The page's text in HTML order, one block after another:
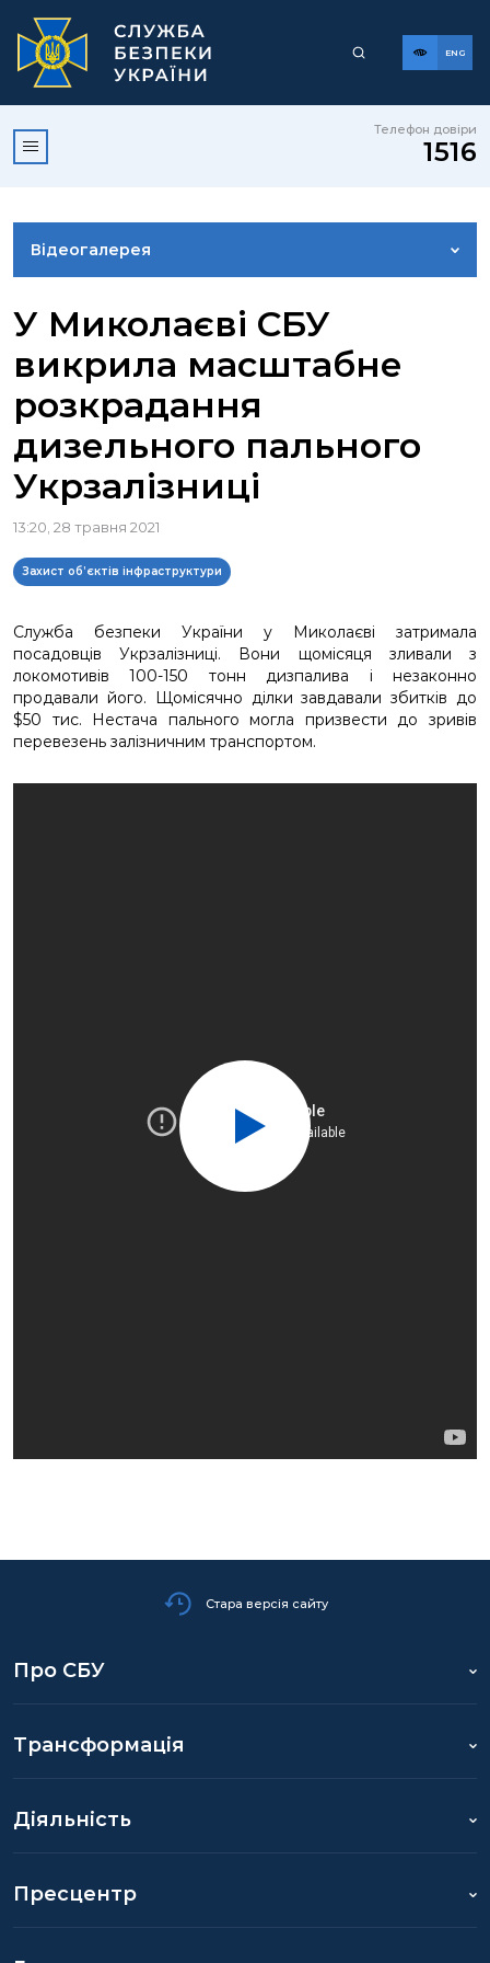
ENG
Телефон довіри
1516
Відеогалерея
ФОТОГАЛЕРЕЯ
КОНТАКТИ ПРЕСЦЕНТРУ
У Миколаєві СБУ
викрила маcштабне
розкрадання
дизельного пального
Укрзалізниці
13:20, 28 травня 2021
Захист об’єктів інфраструктури
Служба безпеки України у Миколаєві затримала
посадовців Укрзалізниці. Вони щомісяця зливали з
локомотивів 100-150 тонн дизпалива і незаконно
продавали його. Щомісячно ділки завдавали збитків до
$50 тис. Нестача пального могла призвести до зривів
перевезень залізничним транспортом.
Стара версія сайту
Про СБУ
Трансформація
Діяльність
Пресцентр